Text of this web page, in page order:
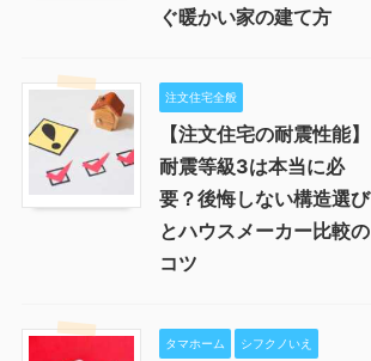
ぐ暖かい家の建て方
注文住宅全般
【注文住宅の耐震性能】
耐震等級3は本当に必
要？後悔しない構造選び
とハウスメーカー比較の
コツ
タマホーム シフクノいえ